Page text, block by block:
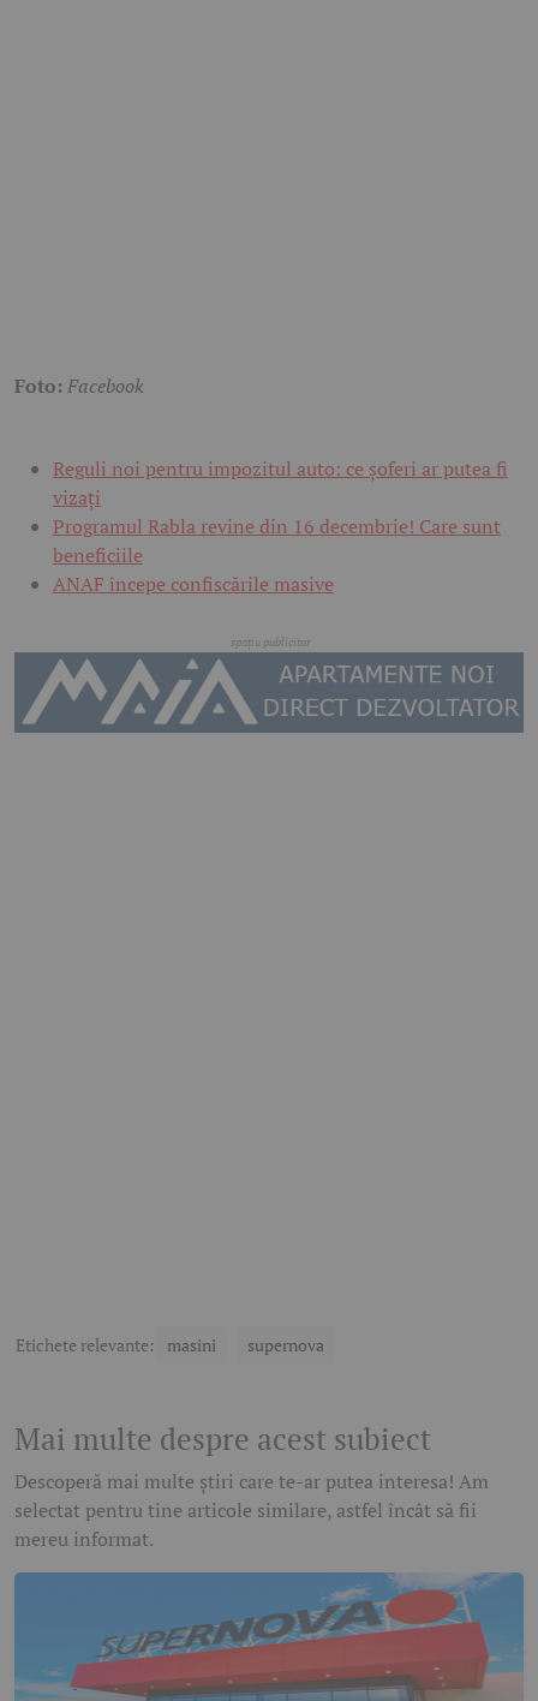
Foto:Facebook
Reguli noi pentru impozitul auto: ce șoferi ar putea fi
vizați
Programul Rabla revine din 16 decembrie! Care sunt
beneficiile
ANAF începe confiscările masive
Etichete relevante: masini supernova
Mai multe despre acest subiect
Descoperă mai multe știri care te-ar putea interesa! Am
selectat pentru tine articole similare, astfel încât să fii
mereu informat.